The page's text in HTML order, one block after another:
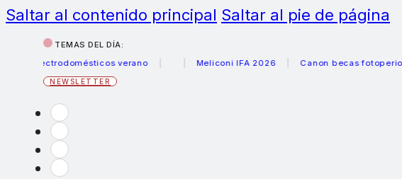
Saltar al contenido principal Saltar al pie de página
TEMAS DEL DÍA:
verano
Meliconi IFA 2026 Canon becas fotoperiodismo
NEWSLETTER